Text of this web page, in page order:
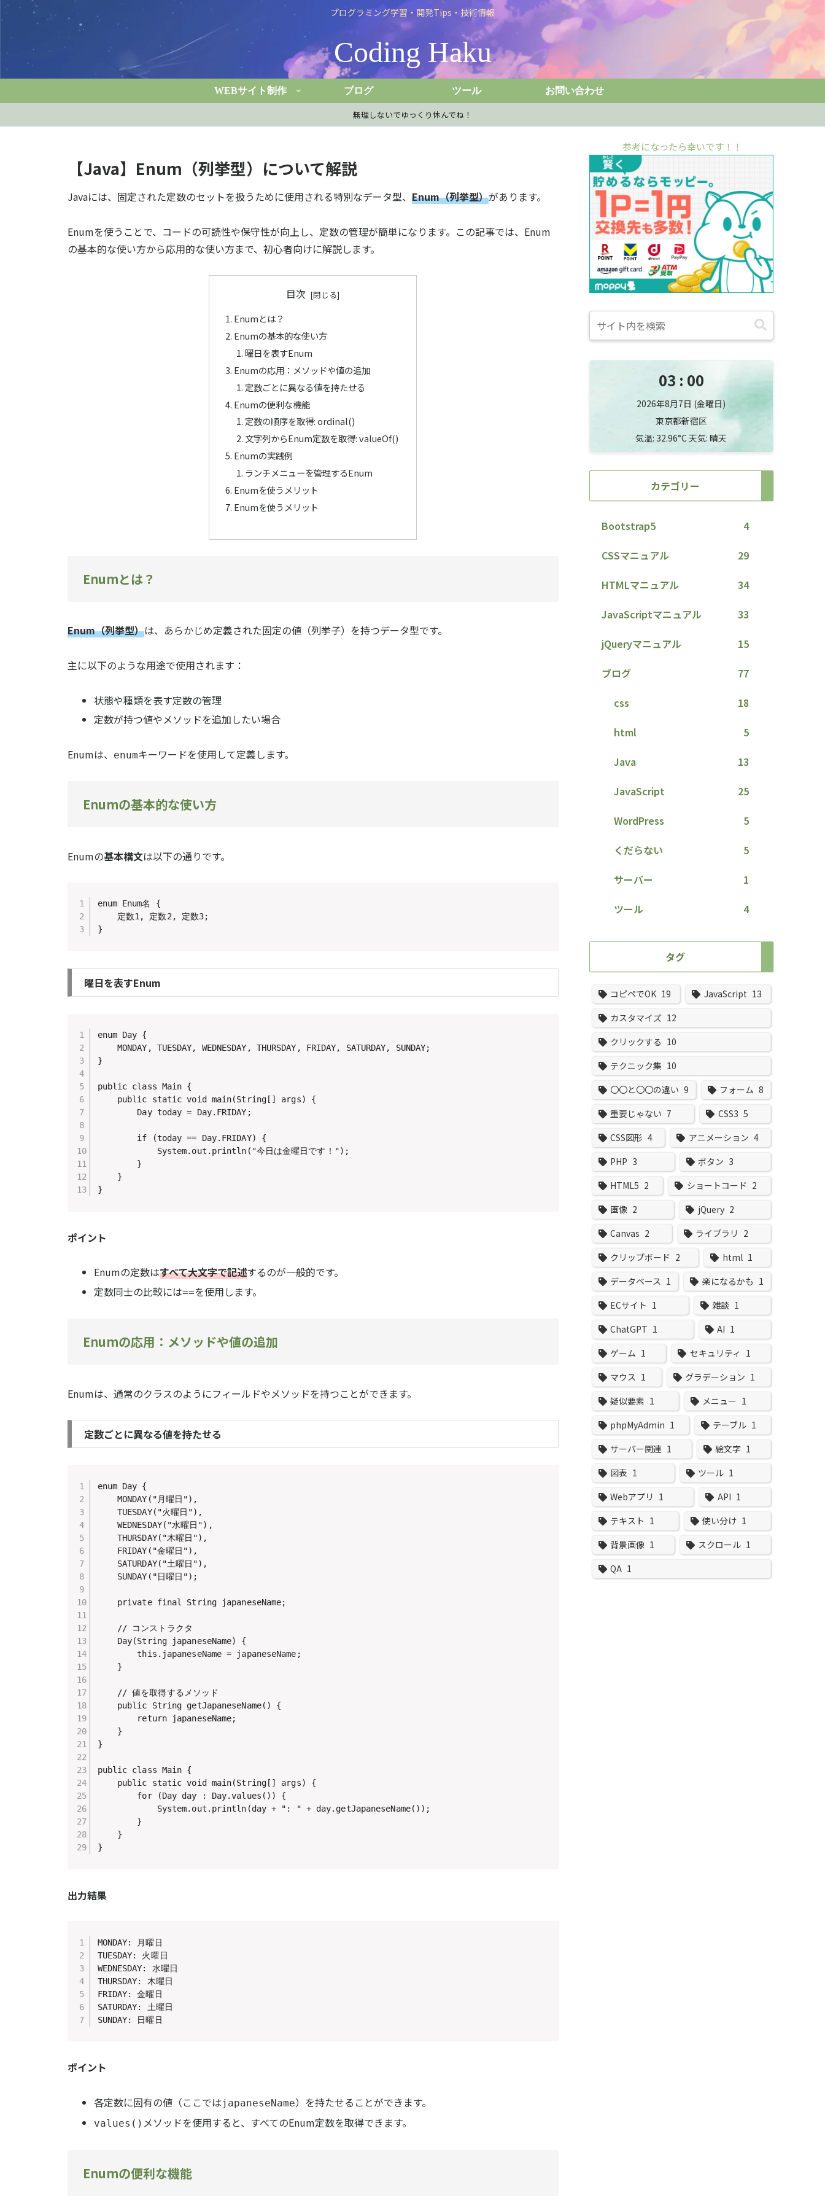
プログラミング学習・開発Tips・技術情報
Coding Haku
WEBサイト制作 ブログ ツール お問い合わせ
無理しないでゆっくり休んでね！
【Java】Enum（列挙型）について解説
Javaには、固定された定数のセットを扱うために使用される特別なデータ型、 Enum（列挙型）があります。
Enumを使うことで、コードの可読性や保守性が向上し、定数の管理が簡単になります。この記事では、Enum
の基本的な使い方から応用的な使い方まで、初心者向けに解説します。
目次
Enumとは？
Enumの基本的な使い方
曜日を表すEnum
Enumの応用：メソッドや値の追加
定数ごとに異なる値を持たせる
Enumの便利な機能
定数の順序を取得: ordinal()
文字列からEnum定数を取得: valueOf()
Enumの実践例
ランチメニューを管理するEnum
Enumを使うメリット
Enumを使うメリット
Enumとは？
Enum（列挙型）は、あらかじめ定義された固定の値（列挙子）を持つデータ型です。
主に以下のような用途で使用されます：
状態や種類を表す定数の管理
定数が持つ値やメソッドを追加したい場合
Enumは、 enumキーワードを使用して定義します。
Enumの基本的な使い方
Enumの基本構文は以下の通りです。
enum Enum名 {
    定数1, 定数2, 定数3;
}
曜日を表すEnum
enum Day {
    MONDAY, TUESDAY, WEDNESDAY, THURSDAY, FRIDAY, SATURDAY, SUNDAY;
}
public class Main {
    public static void main(String[] args) {
        Day today = Day.FRIDAY;
        if (today == Day.FRIDAY) {
            System.out.println("今日は金曜日です！");
        }
    }
}
ポイント
Enumの定数はすべて大文字で記述するのが一般的です。
定数同士の比較には==を使用します。
Enumの応用：メソッドや値の追加
Enumは、通常のクラスのようにフィールドやメソッドを持つことができます。
定数ごとに異なる値を持たせる
enum Day {
    MONDAY("月曜日"),
    TUESDAY("火曜日"),
    WEDNESDAY("水曜日"),
    THURSDAY("木曜日"),
    FRIDAY("金曜日"),
    SATURDAY("土曜日"),
    SUNDAY("日曜日");
    private final String japaneseName;
    // コンストラクタ
    Day(String japaneseName) {
        this.japaneseName = japaneseName;
    }
    // 値を取得するメソッド
    public String getJapaneseName() {
        return japaneseName;
    }
}
public class Main {
    public static void main(String[] args) {
        for (Day day : Day.values()) {
            System.out.println(day + ": " + day.getJapaneseName());
        }
    }
}
出力結果
MONDAY: 月曜日
TUESDAY: 火曜日
WEDNESDAY: 水曜日
THURSDAY: 木曜日
FRIDAY: 金曜日
SATURDAY: 土曜日
SUNDAY: 日曜日
ポイント
各定数に固有の値（ここではjapaneseName）を持たせることができます。
values() メソッドを使用すると、すべてのEnum定数を取得できます。
Enumの便利な機能
参考になったら幸いです！！
03 00
2026年8月7日 (金曜日)
東京都新宿区
気温: 32.96°C 天気: 晴天
カテゴリー
Bootstrap5
4
CSSマニュアル
29
HTMLマニュアル
34
JavaScriptマニュアル
33
jQueryマニュアル
15
ブログ
77
css
18
html
5
Java
13
JavaScript
25
WordPress
5
くだらない
5
サーバー
1
ツール
4
タグ
コピペでOK 19 JavaScript 13
カスタマイズ 12
クリックする 10
テクニック集 10
〇〇と〇〇の違い 9 フォーム 8
重要じゃない 7 CSS3 5
CSS図形 4 アニメーション 4
PHP 3 ボタン 3
HTML5 2 ショートコード 2
画像 2 jQuery 2
Canvas 2 ライブラリ 2
クリップボード 2 html 1
データベース 1 楽になるかも 1
ECサイト 1 雑談 1
ChatGPT 1 AI 1
ゲーム 1 セキュリティ 1
マウス 1 グラデーション 1
疑似要素 1 メニュー 1
phpMyAdmin 1 テーブル 1
サーバー関連 1 絵文字 1
図表 1 ツール 1
Webアプリ 1 API 1
テキスト 1 使い分け 1
背景画像 1 スクロール 1
QA 1